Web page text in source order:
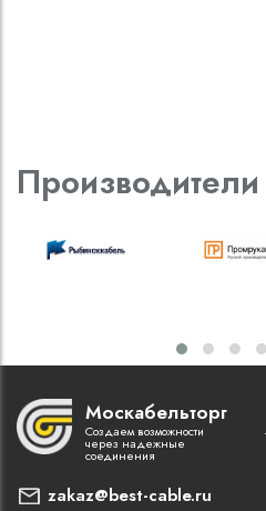
Производители
Москабельторг
Создаем возможности
через надежные
соединения
zakaz@best-cable.ru